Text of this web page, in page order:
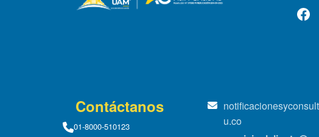
Contáctanos
01-8000-510123
u.co